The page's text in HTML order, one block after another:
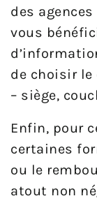
des
vous
de choisir
– siège,
Enfin, pour
certaines
ou le
atout non